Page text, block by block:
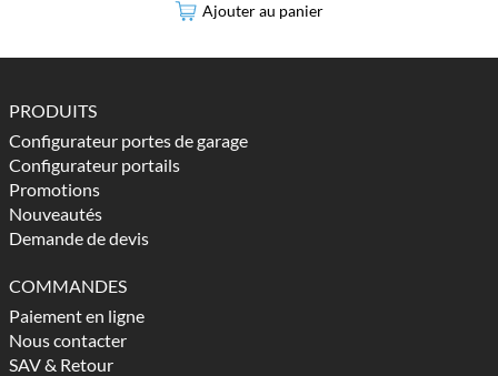
Ajouter au panier
PRODUITS
Configurateur portes de garage
Configurateur portails
Promotions
Nouveautés
Demande de devis
COMMANDES
Paiement en ligne
Nous contacter
SAV & Retour